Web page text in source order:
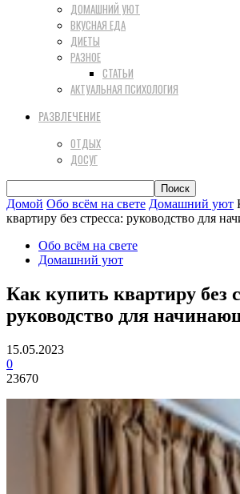
ДОМАШНИЙ УЮТ
ВКУСНАЯ ЕДА
ДИЕТЫ
РАЗНОЕ
СТАТЬИ
АКТУАЛЬНАЯ ПСИХОЛОГИЯ
РАЗВЛЕЧЕНИЕ
ОТДЫХ
ДОСУГ
Домой Обо всём на свете Домашний уют
квартиру без стресса: руководство для
Обо всём на свете
Домашний уют
Как купить квартиру без
руководство для
15.05.2023
0
23670